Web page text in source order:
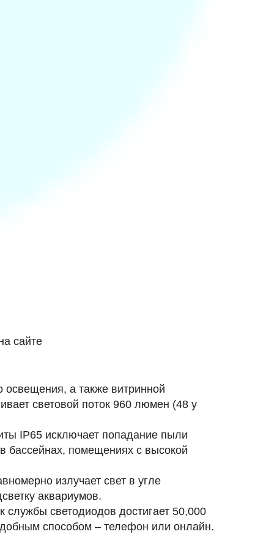
сайте
освещения, а также витринной
световой поток 960 люмен (48 у
IP65 исключает попадание пыли
бассейнах, помещениях с высокой
излучает свет в угле
аквариумов.
службы светодиодов достигает 50,000
способом – телефон или онлайн.